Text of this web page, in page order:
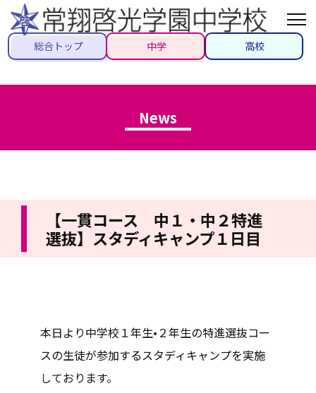
総合トップ 中学 高校
News
【一貫コース 中１・中２特進
選抜】スタディキャンプ１日目
本日より中学校１年生•２年生の特進選抜コー
スの生徒が参加するスタディキャンプを実施
しております。